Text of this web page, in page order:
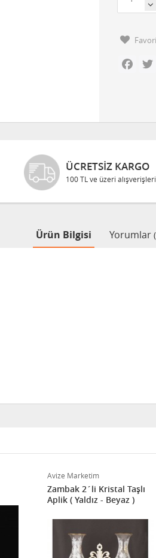
ÜCRETSIZ KARGO
100 TL ve üzeri
Ürün Bilgisi Yorumlar
Avize Marketim
Zambak 2´li Kristal Taşlı
Aplik ( Yaldız - Beyaz )